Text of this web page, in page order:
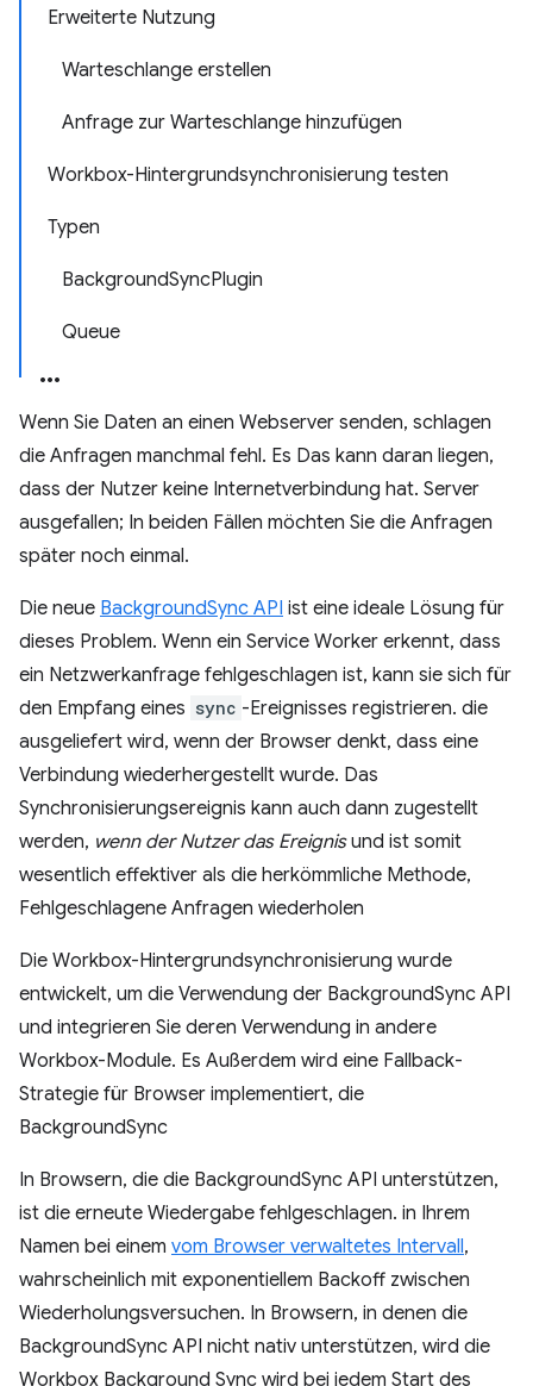
Erweiterte Nutzung
Warteschlange erstellen
Anfrage zur Warteschlange hinzufügen
Workbox-Hintergrundsynchronisierung testen
Typen
BackgroundSyncPlugin
Queue
Wenn Sie Daten an einen Webserver senden, schlagen
die Anfragen manchmal fehl. Es Das kann daran liegen,
dass der Nutzer keine Internetverbindung hat. Server
ausgefallen; In beiden Fällen möchten Sie die Anfragen
später noch einmal.
Die neue BackgroundSync API ist eine ideale Lösung für
dieses Problem. Wenn ein Service Worker erkennt, dass
ein Netzwerkanfrage fehlgeschlagen ist, kann sie sich für
den Empfang eines sync -Ereignisses registrieren. die
ausgeliefert wird, wenn der Browser denkt, dass eine
Verbindung wiederhergestellt wurde. Das
Synchronisierungsereignis kann auch dann zugestellt
werden, wenn der Nutzer das Ereignisund ist somit
wesentlich effektiver als die herkömmliche Methode,
Fehlgeschlagene Anfragen wiederholen
Die Workbox-Hintergrundsynchronisierung wurde
entwickelt, um die Verwendung der BackgroundSync API
und integrieren Sie deren Verwendung in andere
Workbox-Module. Es Außerdem wird eine Fallback-
Strategie für Browser implementiert, die
BackgroundSync
In Browsern, die die BackgroundSync API unterstützen,
ist die erneute Wiedergabe fehlgeschlagen. in Ihrem
Namen bei einem vom Browser verwaltetes Intervall,
wahrscheinlich mit exponentiellem Backoff zwischen
Wiederholungsversuchen. In Browsern, in denen die
BackgroundSync API nicht nativ unterstützen, wird die
Workbox Background Sync wird bei jedem Start des